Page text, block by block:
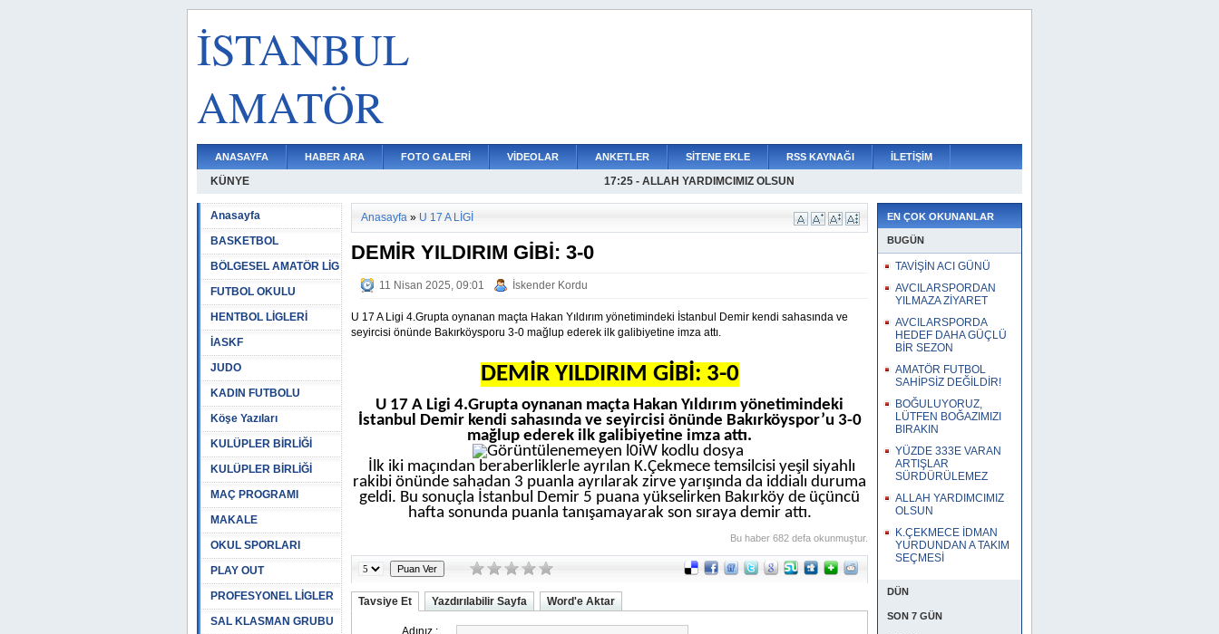
İSTANBUL
AMATÖR
ANASAYFA HABER ARA FOTO GALERİ VİDEOLAR ANKETLER SİTENE EKLE RSS KAYNAĞI İLETİŞİM
KÜNYE
17:34 - K.ÇEKMECE İDMAN YURDUNDAN A TAKIM SEÇMESİ
17:25 - ALLAH YARDIMCIMIZ OLSUN
16:53 - YÜZDE 333E VARAN ARTIŞLAR SÜRDÜRÜLEMEZ
16:40 - BOĞULUYORUZ, LÜTFEN BOĞAZIMIZI BIRAKIN
16:23 - AVCILARSPORDA HEDEF DAHA GÜÇLÜ BİR SEZON
16:01 - AMATÖR FUTBOL SAHİPSİZ DEĞİLDİR!
15:04 - AVCILARSPORDAN YILMAZA ZİYARET
12:22 - TAVİŞİN ACI GÜNÜ
Anasayfa
BASKETBOL
BÖLGESEL AMATÖR LİG
FUTBOL OKULU
HENTBOL LİGLERİ
İASKF
JUDO
KADIN FUTBOLU
Köşe Yazıları
KULÜPLER BİRLİĞİ
KULÜPLER BİRLİĞİ
MAÇ PROGRAMI
MAKALE
OKUL SPORLARI
PLAY OUT
PROFESYONEL LİGLER
SAL KLASMAN GRUBU
Anasayfa » U 17 A LİGİ
DEMİR YILDIRIM GİBİ: 3-0
11 Nisan 2025, 09:01 İskender Kordu
U 17 A Ligi 4.Grupta oynanan maçta Hakan Yıldırım yönetimindeki İstanbul Demir kendi sahasında ve
seyircisi önünde Bakırköysporu 3-0 mağlup ederek ilk galibiyetine imza attı.
DEMİR YILDIRIM GİBİ: 3-0
U 17 A Ligi 4.Grupta oynanan maçta Hakan Yıldırım yönetimindeki
İstanbul Demir kendi sahasında ve seyircisi önünde Bakırköyspor’u 3-0
mağlup ederek ilk galibiyetine imza attı.
İlk iki maçından beraberliklerle ayrılan K.Çekmece temsilcisi yeşil siyahlı
rakibi önünde sahadan 3 puanla ayrılarak zirve yarışında da iddialı duruma
geldi. Bu sonuçla İstanbul Demir 5 puana yükselirken Bakırköy de üçüncü
hafta sonunda puanla tanışamayarak son sıraya demir attı.
Bu haber 682 defa okunmuştur.
Tavsiye Et Yazdırılabilir Sayfa Word'e Aktar
EN ÇOK OKUNANLAR
BUGÜN
TAVİŞİN ACI GÜNÜ
AVCILARSPORDAN
YILMAZA ZİYARET
AVCILARSPORDA
HEDEF DAHA GÜÇLÜ
BİR SEZON
AMATÖR FUTBOL
SAHİPSİZ DEĞİLDİR!
BOĞULUYORUZ,
LÜTFEN BOĞAZIMIZI
BIRAKIN
YÜZDE 333E VARAN
ARTIŞLAR
SÜRDÜRÜLEMEZ
ALLAH YARDIMCIMIZ
OLSUN
K.ÇEKMECE İDMAN
YURDUNDAN A TAKIM
SEÇMESİ
DÜN
SON 7 GÜN